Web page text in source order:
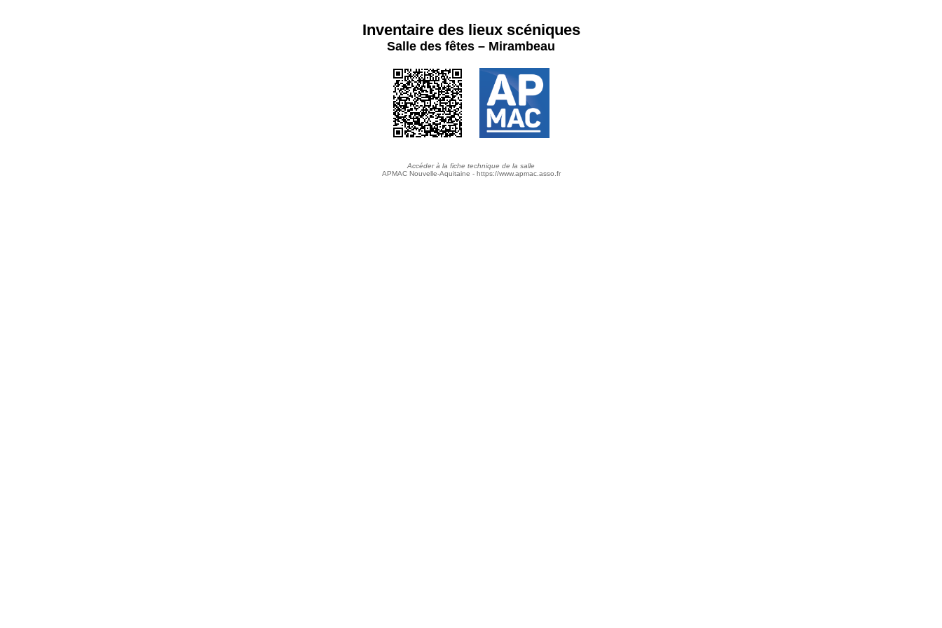
Inventaire des lieux scéniques
Salle des fêtes – Mirambeau
Accéder à la fiche technique de la salle
APMAC Nouvelle-Aquitaine - https://www.apmac.asso.fr